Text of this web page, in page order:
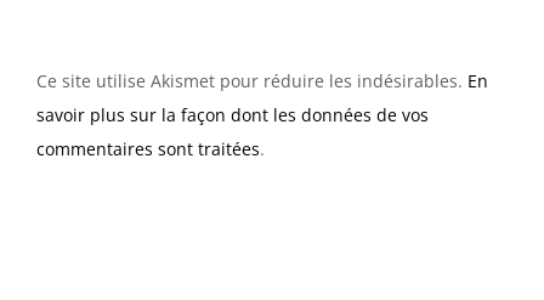
Ce site utilise Akismet pour réduire les indésirables. En
savoir plus sur la façon dont les données de vos
commentaires sont traitées.